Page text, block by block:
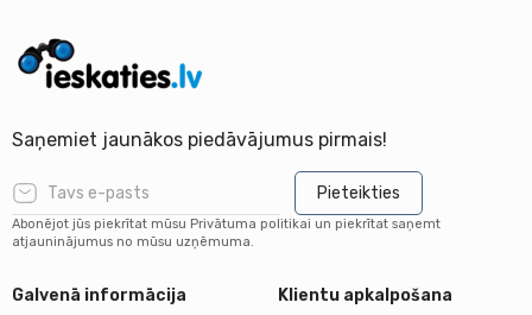
Saņemiet jaunākos piedāvājumus pirmais!
Pieteikties
Abonējot jūs piekrītat mūsu Privātuma politikai un piekrītat saņemt
atjauninājumus no mūsu uzņēmuma.
Galvenā informācija
Klientu apkalpošana